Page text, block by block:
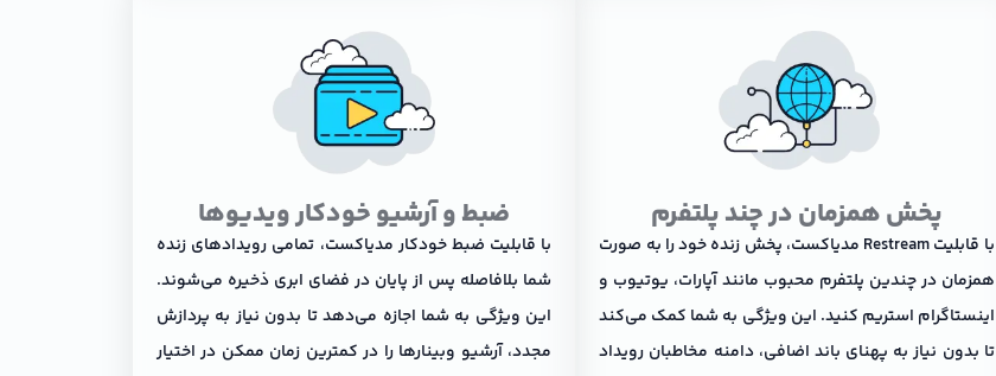
پخش همزمان در چند پلتفرم
با قابلیت Restream مدیاکست، پخش زنده خود را به صورت
همزمان در چندین پلتفرم محبوب مانند آپارات، یوتیوب و
اینستاگرام استریم کنید. این ویژگی به شما کمک می‌کند
تا بدون نیاز به پهنای باند اضافی، دامنه مخاطبان رویداد
ضبط و آرشیو خودکار ویدیوها
با قابلیت ضبط خودکار مدیاکست، تمامی رویدادهای زنده
شما بلافاصله پس از پایان در فضای ابری ذخیره می‌شوند.
این ویژگی به شما اجازه می‌دهد تا بدون نیاز به پردازش
مجدد، آرشیو وبینارها را در کمترین زمان ممکن در اختیار